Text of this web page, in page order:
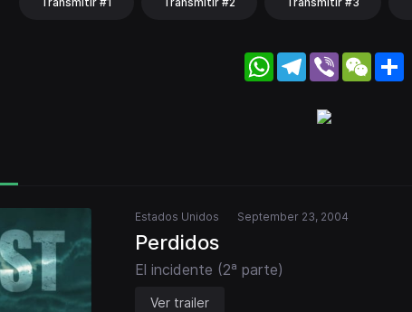
WhatsApp
Telegram
Viber
Estados Unidos September 23, 2004
Perdidos
El incidente (2ª parte)
Ver trailer